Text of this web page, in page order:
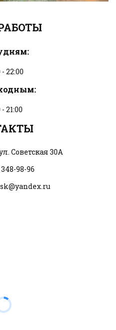
- 22:00
- 21:00
Советская 30А
98-96